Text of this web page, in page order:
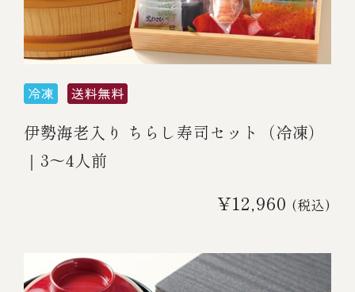
伊勢海老入り ちらし寿司セット（冷凍）
｜3～4人前
¥12,960 (税込)